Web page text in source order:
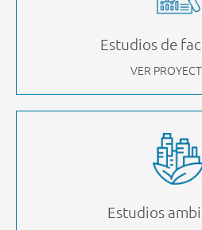
Estudios de
VER
Estudios